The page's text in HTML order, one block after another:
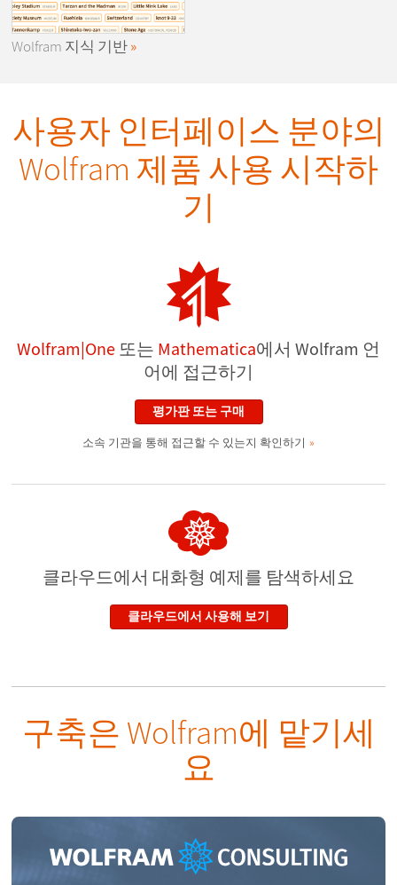
Wolfram 지식 기반
사용자 인터페이스 분야의
Wolfram 제품 사용 시작하
기
Wolfram|One 또는 Mathematica에서 Wolfram 언
어에 접근하기
평가판 또는 구매
소속 기관을 통해 접근할 수 있는지 확인하기
클라우드에서 대화형 예제를 탐색하세요
클라우드에서 사용해 보기
구축은 Wolfram에 맡기세
요